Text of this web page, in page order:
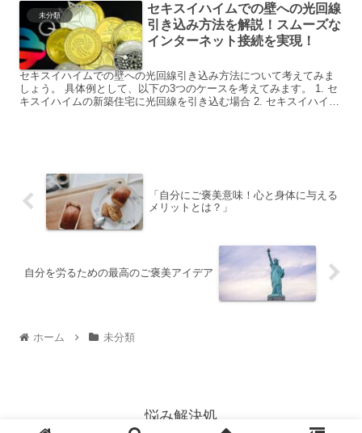
未分類
セキスイハイムでの壁への光回線
引き込み方法を解説！スムーズな
インターネット接続を実現！
セキスイハイムでの壁への光回線引き込み方法について考えてみま
しょう。 具体例として、以下の3つのケースを考えてみます。 1. セ
キスイハイムの新築住宅に光回線を引き込む場合 2. セキスイハイム
「自分にご褒美意味！心と身体に与える
メリットとは？」
自分を労るための最高のご褒美アイデア
ホーム 未分類
悩み解決処